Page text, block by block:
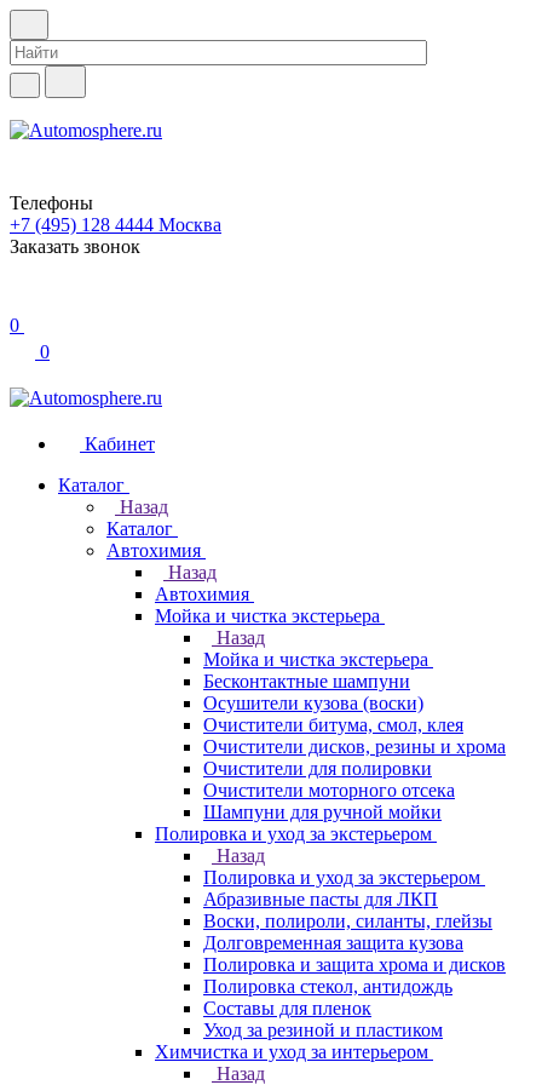
Телефоны
+7 (495) 128 4444 Москва
Заказать звонок
0
0
Кабинет
Каталог
Назад
Каталог
Автохимия
Назад
Автохимия
Мойка и чистка экстерьера
Назад
Мойка и чистка экстерьера
Бесконтактные шампуни
Осушители кузова (воски)
Очистители битума, смол, клея
Очистители дисков, резины и хрома
Очистители для полировки
Очистители моторного отсека
Шампуни для ручной мойки
Полировка и уход за экстерьером
Назад
Полировка и уход за экстерьером
Абразивные пасты для ЛКП
Воски, полироли, силанты, глейзы
Долговременная защита кузова
Полировка и защита хрома и дисков
Полировка стекол, антидождь
Составы для пленок
Уход за резиной и пластиком
Химчистка и уход за интерьером
Назад